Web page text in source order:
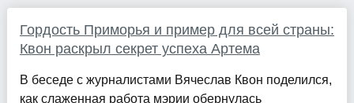
Гордость Приморья и пример для всей страны:
Квон раскрыл секрет успеха Артема
В беседе с журналистами Вячеслав Квон поделился,
как слаженная работа мэрии обернулась